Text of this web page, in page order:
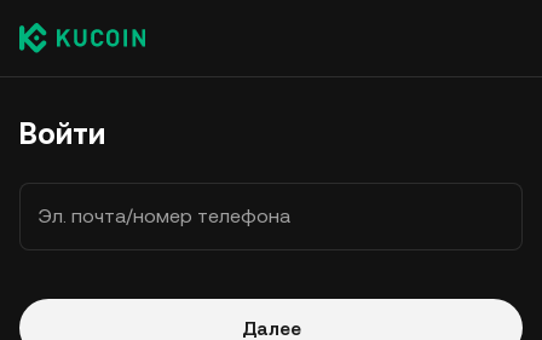
Войти
Эл. почта/номер телефона
Далее